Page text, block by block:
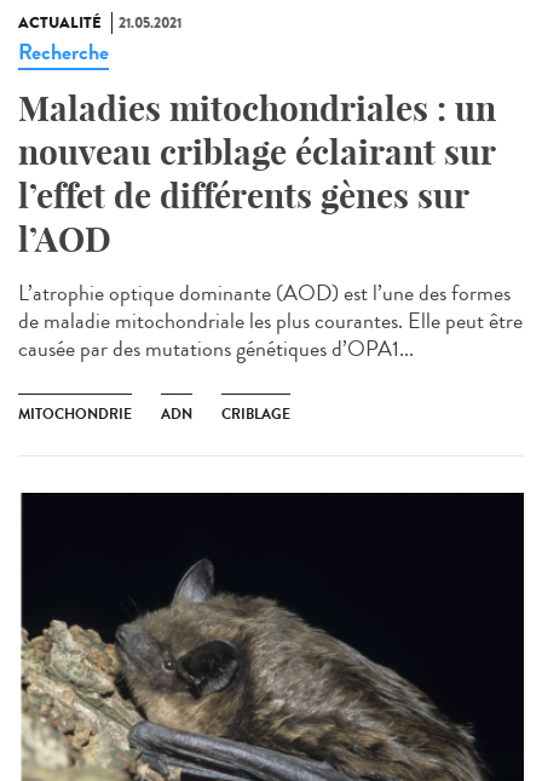
ACTUALITÉ 21.05.2021
Recherche
Maladies mitochondriales : un
nouveau criblage éclairant sur
l’effet de différents gènes sur
l’AOD
L’atrophie optique dominante (AOD) est l’une des formes
de maladie mitochondriale les plus courantes. Elle peut être
causée par des mutations génétiques d’OPA1...
MITOCHONDRIE ADN CRIBLAGE